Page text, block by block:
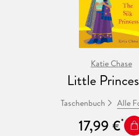
Katie Chase
Little
Taschenbuch Alle
17,99 €